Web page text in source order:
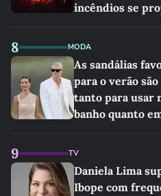
incêndios se
8 MODA
As sandálias
para o verão
tanto para usar
banho quanto
9 TV
Daniela Lima
Ibope com